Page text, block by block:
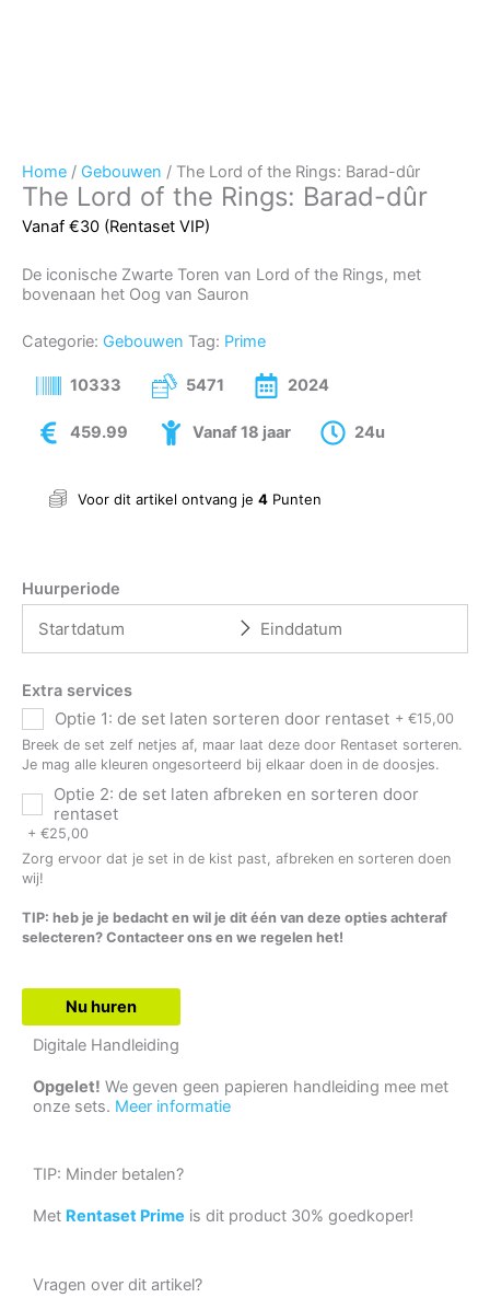
Home / Gebouwen / The Lord of the Rings: Barad-dûr
The Lord of the Rings: Barad-dûr
Vanaf €30 (Rentaset VIP)
De iconische Zwarte Toren van Lord of the Rings, met
bovenaan het Oog van Sauron
Categorie: Gebouwen Tag: Prime
10333 5471 2024
459.99 Vanaf 18 jaar 24u
Voor dit artikel ontvang je 4 Punten
Huurperiode
Extra services
Optie 1: de set laten sorteren door rentaset + €15,00
Breek de set zelf netjes af, maar laat deze door Rentaset sorteren.
Je mag alle kleuren ongesorteerd bij elkaar doen in de doosjes.
Optie 2: de set laten afbreken en sorteren door
rentaset
+ €25,00
Zorg ervoor dat je set in de kist past, afbreken en sorteren doen
wij!
TIP: heb je je bedacht en wil je dit één van deze opties achteraf
selecteren? Contacteer ons en we regelen het!
Nu huren
Digitale Handleiding
Opgelet! We geven geen papieren handleiding mee met
onze sets. Meer informatie
TIP: Minder betalen?
Met Rentaset Prime is dit product 30% goedkoper!
Vragen over dit artikel?